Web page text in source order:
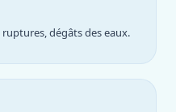
dégâts des eaux.